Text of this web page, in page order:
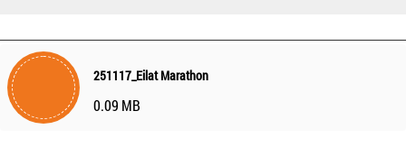
251117_Eilat Marathon
0.09 MB